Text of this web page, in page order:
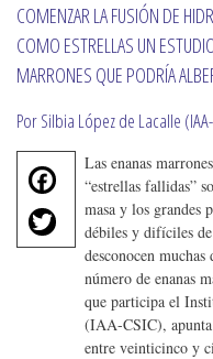
COMENZAR LA FUSIÓN DE
COMO ESTRELLAS UN
MARRONES QUE PODRÍA
Por Silbia López de Lacalle
F
e
T
w
it
te
Las enanas
“estrellas fallidas”
masa y los grandes
débiles y difíciles
desconocen
número de enanas
que participa el
(IAA-CSIC),
entre veinticinco y